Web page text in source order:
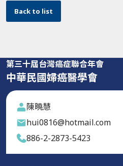
Back to list
第三十屆台灣癌症聯合年會
中華民國婦癌醫學會
陳曉慧
hui0816@hotmail.com
886-2-2873-5423